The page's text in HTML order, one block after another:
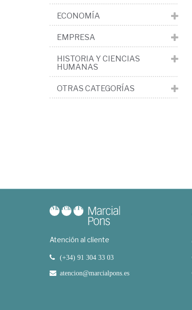
ECONOMÍA
EMPRESA
HISTORIA Y CIENCIAS
HUMANAS
OTRAS CATEGORÍAS
Atención al cliente
(+34) 91 304 33 03
atencion@marcialpons.es